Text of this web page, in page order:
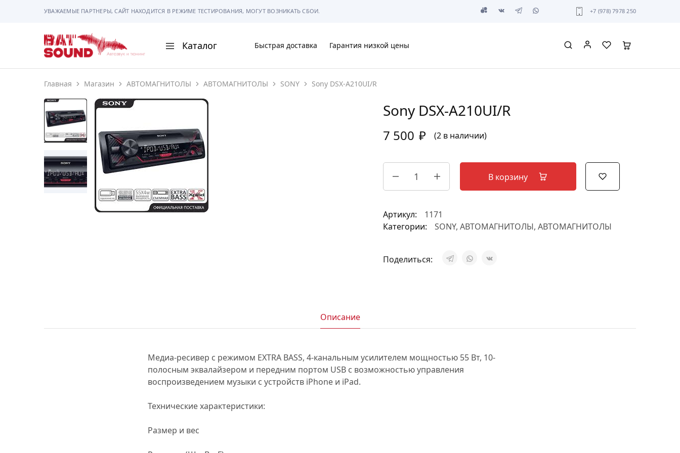
УВАЖАЕМЫЕ ПАРТНЕРЫ, САЙТ НАХОДИТСЯ В РЕЖИМЕ ТЕСТИРОВАНИЯ, МОГУТ ВОЗНИКАТЬ СБОИ. +7 (978) 7978 250
BAT
Sound
Каталог
АВТОМАГНИТОЛЫ
АКУСТИКА
РАМКИ И РАЗЪЕМЫ
СИГНАЛИЗАЦИИ
ПОМОЩЬ ПРИ ПАРКОВКЕ
Быстрая доставка Гарантия низкой цены
Главная Магазин АВТОМАГНИТОЛЫ АВТОМАГНИТОЛЫ SONY Sony DSX-A210UI/R
Sony DSX-A210UI/R
7 500 ₽ (2 в наличии)
В корзину
Артикул:
1171
Категории:
SONY, АВТОМАГНИТОЛЫ, АВТОМАГНИТОЛЫ
Поделиться:
Описание
Медиа-ресивер с режимом EXTRA BASS, 4-канальным усилителем мощностью 55 Вт, 10-
полосным эквалайзером и передним портом USB с возможностью управления
воспроизведением музыки с устройств iPhone и iPad.
Технические характеристики:
Размер и вес